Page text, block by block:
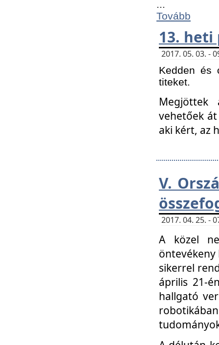
Tovább
13.
2017. 05. 03. -
Kedden és
titeket.
Megjöttek
vehetőek
aki kért, az
V.
2017. 04. 25. -
A közel
öntevékeny
sikerrel
április 21-
hallgató